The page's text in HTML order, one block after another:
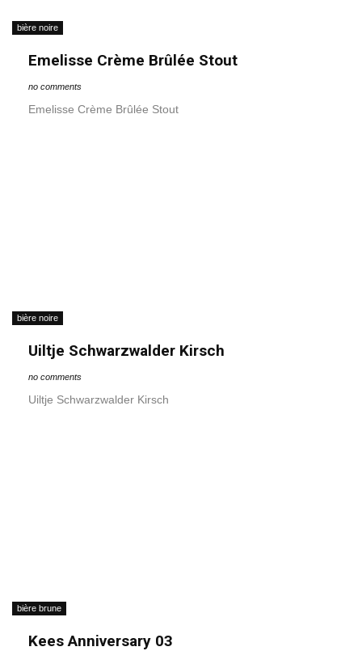
bière noire
Emelisse Crème Brûlée Stout
no comments
Emelisse Crème Brûlée Stout
bière noire
Uiltje Schwarzwalder Kirsch
no comments
Uiltje Schwarzwalder Kirsch
bière brune
Kees Anniversary 03